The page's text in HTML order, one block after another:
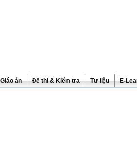
Giáo án Đề thi & Kiểm tra Tư liệu E-